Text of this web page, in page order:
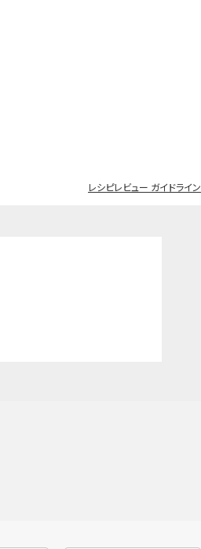
レシピレビュー ガイドライン